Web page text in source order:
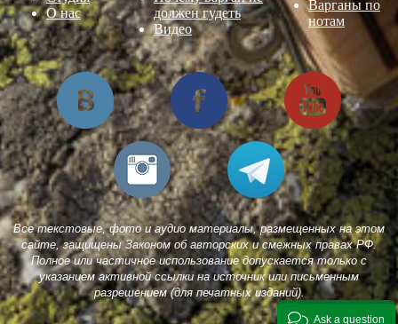
О нас
должен гудеть
Видео
Варганы по
нотам
Все текстовые, фото и аудио материалы, размещенных на этом
сайте, защищены Законом об авторских и смежных правах РФ.
Полное или частичное использование допускается только с
указанием активной ссылки на источник или письменным
разрешением (для печатных изданий).
Ask a question